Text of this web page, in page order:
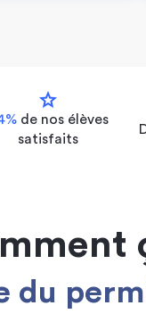
star
de nos élèves
satisfaits
du